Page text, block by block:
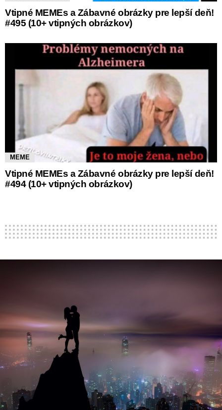
Vtipné MEMEs a Zábavné obrázky pre lepší deň!
#495 (10+ vtipných obrázkov)
MEME
Vtipné MEMEs a Zábavné obrázky pre lepší deň!
#494 (10+ vtipných obrázkov)